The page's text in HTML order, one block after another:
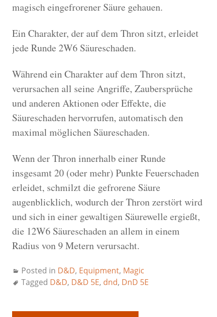
magisch eingefrorener Säure gehauen.
Ein Charakter, der auf dem Thron sitzt, erleidet
jede Runde 2W6 Säureschaden.
Während ein Charakter auf dem Thron sitzt,
verursachen all seine Angriffe, Zaubersprüche
und anderen Aktionen oder Effekte, die
Säureschaden hervorrufen, automatisch den
maximal möglichen Säureschaden.
Wenn der Thron innerhalb einer Runde
insgesamt 20 (oder mehr) Punkte Feuerschaden
erleidet, schmilzt die gefrorene Säure
augenblicklich, wodurch der Thron zerstört wird
und sich in einer gewaltigen Säurewelle ergießt,
die 12W6 Säureschaden an allem in einem
Radius von 9 Metern verursacht.
Posted in D&D, Equipment, Magic
Tagged D&D, D&D 5E, dnd, DnD 5E